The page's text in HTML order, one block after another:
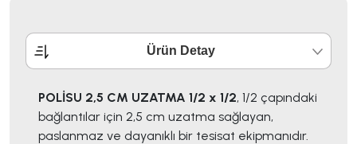
Ürün Detay
POLİSU 2,5 CM UZATMA 1/2 x 1/2, 1/2 çapındaki
bağlantılar için 2,5 cm uzatma sağlayan,
paslanmaz ve dayanıklı bir tesisat ekipmanıdır.